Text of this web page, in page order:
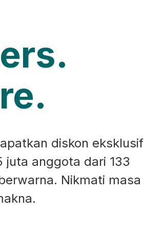
diskon eksklusif
juta anggota dari 133
Nikmati masa